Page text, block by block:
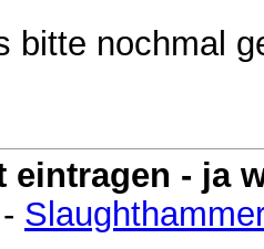
bitte nochmal
eintragen - ja
-